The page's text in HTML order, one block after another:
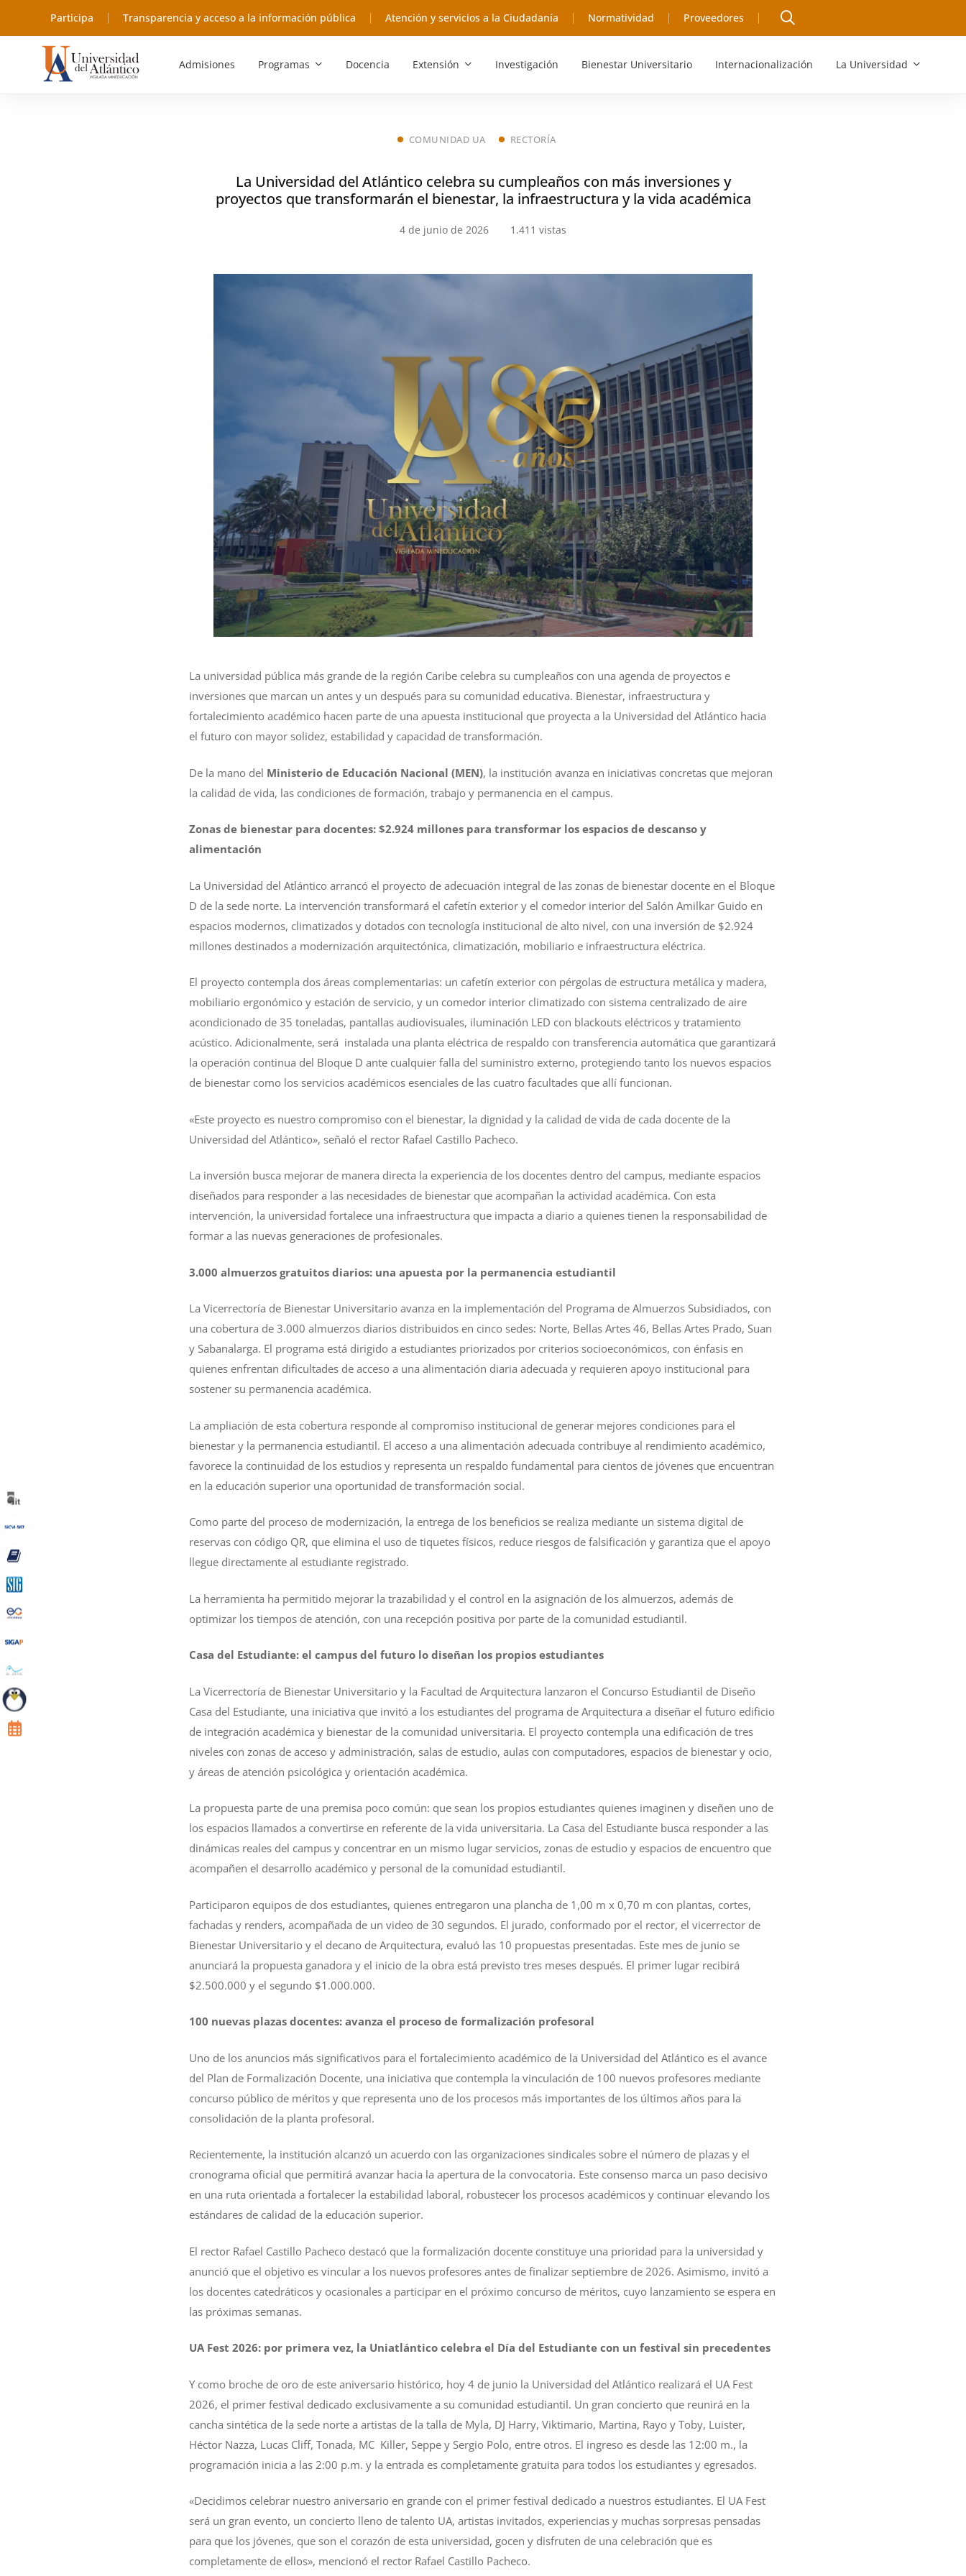
Participa Transparencia y acceso a la información pública Atención y servicios a la Ciudadanía Normatividad Proveedores
Admisiones Programas Docencia Extensión Investigación Bienestar Universitario Internacionalización La Universidad
COMUNIDAD UA RECTORÍA
La Universidad del Atlántico celebra su cumpleaños con más inversiones y
proyectos que transformarán el bienestar, la infraestructura y la vida académica
4 de junio de 2026 1.411 vistas
La universidad pública más grande de la región Caribe celebra su cumpleaños con una agenda de proyectos e
inversiones que marcan un antes y un después para su comunidad educativa. Bienestar, infraestructura y
fortalecimiento académico hacen parte de una apuesta institucional que proyecta a la Universidad del Atlántico hacia
el futuro con mayor solidez, estabilidad y capacidad de transformación.
De la mano del Ministerio de Educación Nacional (MEN), la institución avanza en iniciativas concretas que mejoran
la calidad de vida, las condiciones de formación, trabajo y permanencia en el campus.
Zonas de bienestar para docentes: $2.924 millones para transformar los espacios de descanso y
alimentación
La Universidad del Atlántico arrancó el proyecto de adecuación integral de las zonas de bienestar docente en el Bloque
D de la sede norte. La intervención transformará el cafetín exterior y el comedor interior del Salón Amilkar Guido en
espacios modernos, climatizados y dotados con tecnología institucional de alto nivel, con una inversión de $2.924
millones destinados a modernización arquitectónica, climatización, mobiliario e infraestructura eléctrica.
El proyecto contempla dos áreas complementarias: un cafetín exterior con pérgolas de estructura metálica y madera,
mobiliario ergonómico y estación de servicio, y un comedor interior climatizado con sistema centralizado de aire
acondicionado de 35 toneladas, pantallas audiovisuales, iluminación LED con blackouts eléctricos y tratamiento
acústico. Adicionalmente, será instalada una planta eléctrica de respaldo con transferencia automática que garantizará
la operación continua del Bloque D ante cualquier falla del suministro externo, protegiendo tanto los nuevos espacios
de bienestar como los servicios académicos esenciales de las cuatro facultades que allí funcionan.
«Este proyecto es nuestro compromiso con el bienestar, la dignidad y la calidad de vida de cada docente de la
Universidad del Atlántico», señaló el rector Rafael Castillo Pacheco.
La inversión busca mejorar de manera directa la experiencia de los docentes dentro del campus, mediante espacios
diseñados para responder a las necesidades de bienestar que acompañan la actividad académica. Con esta
intervención, la universidad fortalece una infraestructura que impacta a diario a quienes tienen la responsabilidad de
formar a las nuevas generaciones de profesionales.
3.000 almuerzos gratuitos diarios: una apuesta por la permanencia estudiantil
La Vicerrectoría de Bienestar Universitario avanza en la implementación del Programa de Almuerzos Subsidiados, con
una cobertura de 3.000 almuerzos diarios distribuidos en cinco sedes: Norte, Bellas Artes 46, Bellas Artes Prado, Suan
y Sabanalarga. El programa está dirigido a estudiantes priorizados por criterios socioeconómicos, con énfasis en
quienes enfrentan dificultades de acceso a una alimentación diaria adecuada y requieren apoyo institucional para
sostener su permanencia académica.
La ampliación de esta cobertura responde al compromiso institucional de generar mejores condiciones para el
bienestar y la permanencia estudiantil. El acceso a una alimentación adecuada contribuye al rendimiento académico,
favorece la continuidad de los estudios y representa un respaldo fundamental para cientos de jóvenes que encuentran
en la educación superior una oportunidad de transformación social.
Como parte del proceso de modernización, la entrega de los beneficios se realiza mediante un sistema digital de
reservas con código QR, que elimina el uso de tiquetes físicos, reduce riesgos de falsificación y garantiza que el apoyo
llegue directamente al estudiante registrado.
La herramienta ha permitido mejorar la trazabilidad y el control en la asignación de los almuerzos, además de
optimizar los tiempos de atención, con una recepción positiva por parte de la comunidad estudiantil.
Casa del Estudiante: el campus del futuro lo diseñan los propios estudiantes
La Vicerrectoría de Bienestar Universitario y la Facultad de Arquitectura lanzaron el Concurso Estudiantil de Diseño
Casa del Estudiante, una iniciativa que invitó a los estudiantes del programa de Arquitectura a diseñar el futuro edificio
de integración académica y bienestar de la comunidad universitaria. El proyecto contempla una edificación de tres
niveles con zonas de acceso y administración, salas de estudio, aulas con computadores, espacios de bienestar y ocio,
y áreas de atención psicológica y orientación académica.
La propuesta parte de una premisa poco común: que sean los propios estudiantes quienes imaginen y diseñen uno de
los espacios llamados a convertirse en referente de la vida universitaria. La Casa del Estudiante busca responder a las
dinámicas reales del campus y concentrar en un mismo lugar servicios, zonas de estudio y espacios de encuentro que
acompañen el desarrollo académico y personal de la comunidad estudiantil.
Participaron equipos de dos estudiantes, quienes entregaron una plancha de 1,00 m x 0,70 m con plantas, cortes,
fachadas y renders, acompañada de un video de 30 segundos. El jurado, conformado por el rector, el vicerrector de
Bienestar Universitario y el decano de Arquitectura, evaluó las 10 propuestas presentadas. Este mes de junio se
anunciará la propuesta ganadora y el inicio de la obra está previsto tres meses después. El primer lugar recibirá
$2.500.000 y el segundo $1.000.000.
100 nuevas plazas docentes: avanza el proceso de formalización profesoral
Uno de los anuncios más significativos para el fortalecimiento académico de la Universidad del Atlántico es el avance
del Plan de Formalización Docente, una iniciativa que contempla la vinculación de 100 nuevos profesores mediante
concurso público de méritos y que representa uno de los procesos más importantes de los últimos años para la
consolidación de la planta profesoral.
Recientemente, la institución alcanzó un acuerdo con las organizaciones sindicales sobre el número de plazas y el
cronograma oficial que permitirá avanzar hacia la apertura de la convocatoria. Este consenso marca un paso decisivo
en una ruta orientada a fortalecer la estabilidad laboral, robustecer los procesos académicos y continuar elevando los
estándares de calidad de la educación superior.
El rector Rafael Castillo Pacheco destacó que la formalización docente constituye una prioridad para la universidad y
anunció que el objetivo es vincular a los nuevos profesores antes de finalizar septiembre de 2026. Asimismo, invitó a
los docentes catedráticos y ocasionales a participar en el próximo concurso de méritos, cuyo lanzamiento se espera en
las próximas semanas.
UA Fest 2026: por primera vez, la Uniatlántico celebra el Día del Estudiante con un festival sin precedentes
Y como broche de oro de este aniversario histórico, hoy 4 de junio la Universidad del Atlántico realizará el UA Fest
2026, el primer festival dedicado exclusivamente a su comunidad estudiantil. Un gran concierto que reunirá en la
cancha sintética de la sede norte a artistas de la talla de Myla, DJ Harry, Viktimario, Martina, Rayo y Toby, Luister,
Héctor Nazza, Lucas Cliff, Tonada, MC Killer, Seppe y Sergio Polo, entre otros. El ingreso es desde las 12:00 m., la
programación inicia a las 2:00 p.m. y la entrada es completamente gratuita para todos los estudiantes y egresados.
«Decidimos celebrar nuestro aniversario en grande con el primer festival dedicado a nuestros estudiantes. El UA Fest
será un gran evento, un concierto lleno de talento UA, artistas invitados, experiencias y muchas sorpresas pensadas
para que los jóvenes, que son el corazón de esta universidad, gocen y disfruten de una celebración que es
completamente de ellos», mencionó el rector Rafael Castillo Pacheco.